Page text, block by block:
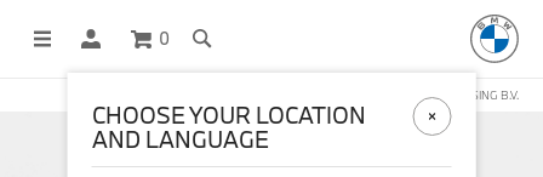
0
NEGOZIO ONLINE GESTITO DA STICHD SPORTMERCHANDISING B.V.
CHOOSE YOUR LOCATION
AND LANGUAGE